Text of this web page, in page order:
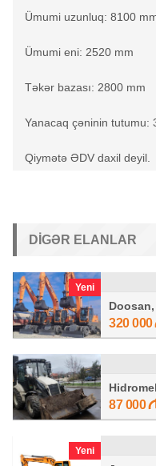
Ümumi uzunluq: 8100
Ümumi eni: 2520 mm
Təkər bazası: 2800 mm
Yanacaq çəninin tutumu:
Qiymətə ƏDV daxil deyil.
DIGƏR ELANLAR
Yeni
Doosan,
320 000
87 000
Yeni